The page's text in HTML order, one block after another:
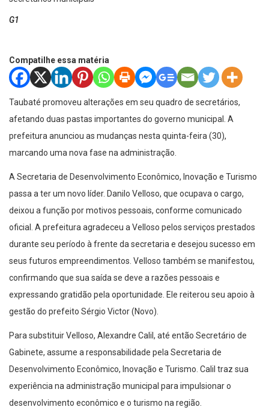
G1
Compatilhe essa matéria
Taubaté promoveu alterações em seu quadro de secretários,
afetando duas pastas importantes do governo municipal. A
prefeitura anunciou as mudanças nesta quinta-feira (30),
marcando uma nova fase na administração.
A Secretaria de Desenvolvimento Econômico, Inovação e Turismo
passa a ter um novo líder. Danilo Velloso, que ocupava o cargo,
deixou a função por motivos pessoais, conforme comunicado
oficial. A prefeitura agradeceu a Velloso pelos serviços prestados
durante seu período à frente da secretaria e desejou sucesso em
seus futuros empreendimentos. Velloso também se manifestou,
confirmando que sua saída se deve a razões pessoais e
expressando gratidão pela oportunidade. Ele reiterou seu apoio à
gestão do prefeito Sérgio Victor (Novo).
Para substituir Velloso, Alexandre Calil, até então Secretário de
Gabinete, assume a responsabilidade pela Secretaria de
Desenvolvimento Econômico, Inovação e Turismo. Calil traz sua
experiência na administração municipal para impulsionar o
desenvolvimento econômico e o turismo na região.